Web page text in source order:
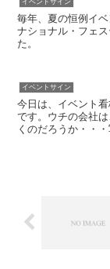
毎年、夏の恒例イ
ナショナル・フェ
た。
イベントサイン
今日は、イベント
です。ウチの会社
くのだろうか・・